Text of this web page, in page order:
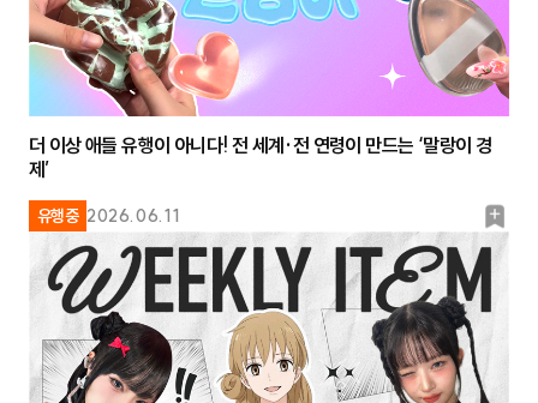
유행중 2026.06.11
북
마
크
더 이상 애들 유행이 아니다! 전 세계·전 연령이 만드는 ‘말랑이 경
제’